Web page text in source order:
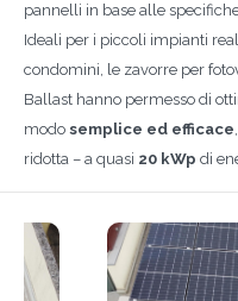
pannelli in base alle
Ideali per i piccoli impianti
condomini, le zavorre per
Ballast hanno permesso di
modo semplice ed efficace
ridotta – a quasi 20 kWp di